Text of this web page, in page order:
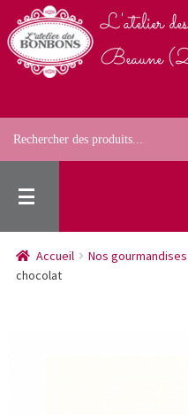
to
content
L'atelier
Beaune
Accueil Nos gourmandises
chocolat